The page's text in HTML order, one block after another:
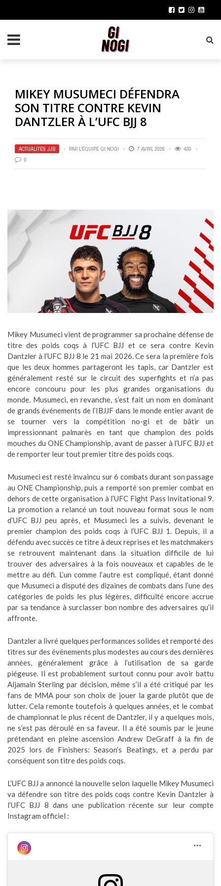
MIKEY MUSUMECI DÉFENDRA
SON TITRE CONTRE KEVIN
DANTZLER À L’UFC BJJ 8
ACTUALITÉS JJB PAR L'ÉQUIPE GI NOGI 7 AVRIL 2026
430
0
Mikey Musumeci vient de programmer sa prochaine défense de
titre des poids coqs à l’UFC BJJ et ce sera contre Kevin
Dantzler à l’UFC BJJ 8 le 21 mai 2026. Ce sera la première fois
que les deux hommes partageront les tapis, car Dantzler est
généralement resté sur le circuit des superfights et n’a pas
encore concouru pour les plus grandes organisations du
monde. Musumeci, en revanche, s’est fait un nom en dominant
de grands événements de l’IBJJF dans le monde entier avant de
se tourner vers la compétition no-gi et de bâtir un
impressionnant palmarès en tant que champion des poids
mouches du ONE Championship, avant de passer à l’UFC BJJ et
de remporter leur tout premier titre des poids coqs.
Musumeci est resté invaincu sur 6 combats durant son passage
au ONE Championship, puis a remporté son premier combat en
dehors de cette organisation à l’UFC Fight Pass Invitational 9.
La promotion a relancé un tout nouveau format sous le nom
d’UFC BJJ peu après, et Musumeci les a suivis, devenant le
premier champion des poids coqs à l’UFC BJJ 1. Depuis, il a
défendu avec succès ce titre à deux reprises et les matchmakers
se retrouvent maintenant dans la situation difficile de lui
trouver des adversaires à la fois nouveaux et capables de le
mettre au défi. L’un comme l’autre est compliqué, étant donné
que Musumeci a disputé des dizaines de combats dans l’une des
catégories de poids les plus légères, difficulté encore accrue
par sa tendance à surclasser bon nombre des adversaires qu’il
affronte.
Dantzler a livré quelques performances solides et remporté des
titres sur des événements plus modestes au cours des dernières
années, généralement grâce à l’utilisation de sa garde
piégeuse. Il est probablement surtout connu pour avoir battu
Aljamain Sterling par décision, même s’il a été critiqué par les
fans de MMA pour son choix de jouer la garde plutôt que de
lutter. Cela remonte toutefois à quelques années, et le combat
de championnat le plus récent de Dantzler, il y a quelques mois,
ne s’est pas déroulé en sa faveur. Il a été soumis par le jeune
prétendant en pleine ascension Andrew DeGraff à la fin de
2025 lors de Finishers: Season’s Beatings, et a perdu par
conséquent son titre des poids coqs.
L’UFC BJJ a annoncé la nouvelle selon laquelle Mikey Musumeci
va défendre son titre des poids coqs contre Kevin Dantzler à
l’UFC BJJ 8 dans une publication récente sur leur compte
Instagram officiel :